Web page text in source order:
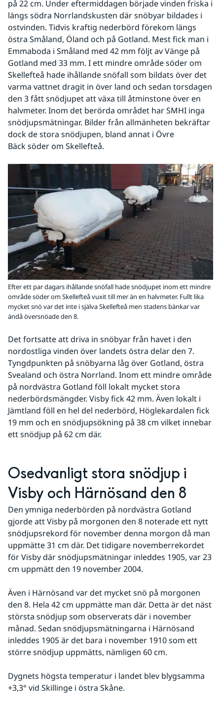
på 22 cm. Under eftermiddagen började vinden friska i
längs södra Norrlandskusten där snöbyar bildades i
ostvinden. Tidvis kraftig nederbörd förekom längs
östra Småland, Öland och på Gotland. Mest fick man i
Emmaboda i Småland med 42 mm följt av Vänge på
Gotland med 33 mm. I ett mindre område söder om
Skellefteå hade ihållande snöfall som bildats över det
varma vattnet dragit in över land och sedan torsdagen
den 3 fått snödjupet att växa till åtminstone över en
halvmeter. Inom det berörda området har SMHI inga
snödjupsmätningar. Bilder från allmänheten bekräftar
dock de stora snödjupen, bland annat i Övre
Bäck söder om Skellefteå.
Efter ett par dagars ihållande snöfall hade snödjupet inom ett mindre
område söder om Skellefteå vuxit till mer än en halvmeter. Fullt lika
mycket snö var det inte i själva Skellefteå men stadens bänkar var
ändå översnöade den 8.
Det fortsatte att driva in snöbyar från havet i den
nordostliga vinden över landets östra delar den 7.
Tyngdpunkten på snöbyarna låg över Gotland, östra
Svealand och östra Norrland. Inom ett mindre område
på nordvästra Gotland föll lokalt mycket stora
nederbördsmängder. Visby fick 42 mm. Även lokalt i
Jämtland föll en hel del nederbörd, Höglekardalen fick
19 mm och en snödjupsökning på 38 cm vilket innebar
ett snödjup på 62 cm där.
Osedvanligt stora snödjup i
Visby och Härnösand den 8
Den ymniga nederbörden på nordvästra Gotland
gjorde att Visby på morgonen den 8 noterade ett nytt
snödjupsrekord för november denna morgon då man
uppmätte 31 cm där. Det tidigare novemberrekordet
för Visby där snödjupsmätningar inleddes 1905, var 23
cm uppmätt den 19 november 2004.
Även i Härnösand var det mycket snö på morgonen
den 8. Hela 42 cm uppmätte man där. Detta är det näst
största snödjup som observerats där i november
månad. Sedan snödjupsmätningarna i Härnösand
inleddes 1905 är det bara i november 1910 som ett
större snödjup uppmätts, nämligen 60 cm.
Dygnets högsta temperatur i landet blev blygsamma
+3,3° vid Skillinge i östra Skåne.